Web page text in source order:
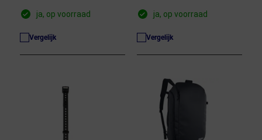
ja, op voorraad
Vergelijk
ja, op voorraad
Vergelijk